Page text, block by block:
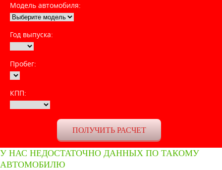
Модель автомобиля:
Год выпуска:
Пробег:
КПП:
У НАС НЕДОСТАТОЧНО ДАННЫХ ПО ТАКОМУ
АВТОМОБИЛЮ